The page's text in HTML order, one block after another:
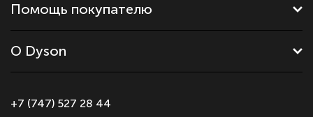
Помощь покупателю
О Dyson
+7 (747) 527 28 44